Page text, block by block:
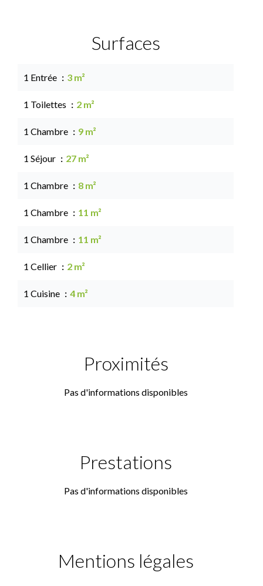
Surfaces
1 Entrée 3 m²
1 Toilettes 2 m²
1 Chambre 9 m²
1 Séjour 27 m²
1 Chambre 8 m²
1 Chambre 11 m²
1 Chambre 11 m²
1 Cellier 2 m²
1 Cuisine 4 m²
Proximités
Pas d'informations disponibles
Prestations
Pas d'informations disponibles
Mentions légales